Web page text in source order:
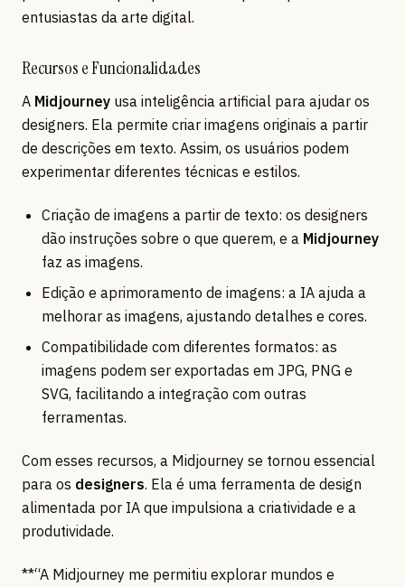
entusiastas da arte digital.
Recursos e Funcionalidades
A Midjourney usa inteligência artificial para ajudar os
designers. Ela permite criar imagens originais a partir
de descrições em texto. Assim, os usuários podem
experimentar diferentes técnicas e estilos.
Criação de imagens a partir de texto: os designers
dão instruções sobre o que querem, e a Midjourney
faz as imagens.
Edição e aprimoramento de imagens: a IA ajuda a
melhorar as imagens, ajustando detalhes e cores.
Compatibilidade com diferentes formatos: as
imagens podem ser exportadas em JPG, PNG e
SVG, facilitando a integração com outras
ferramentas.
Com esses recursos, a Midjourney se tornou essencial
para os designers. Ela é uma ferramenta de design
alimentada por IA que impulsiona a criatividade e a
produtividade.
**“A Midjourney me permitiu explorar mundos e